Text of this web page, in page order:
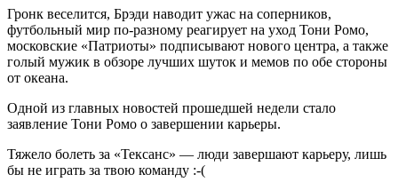
Гронк веселится, Брэди наводит ужас на соперников,
футбольный мир по-разному реагирует на уход Тони Ромо,
московские «Патриоты» подписывают нового центра, а также
голый мужик в обзоре лучших шуток и мемов по обе стороны
от океана.
Одной из главных новостей прошедшей недели стало
заявление Тони Ромо о завершении карьеры.
Тяжело болеть за «Тексанс» — люди завершают карьеру, лишь
бы не играть за твою команду :-(